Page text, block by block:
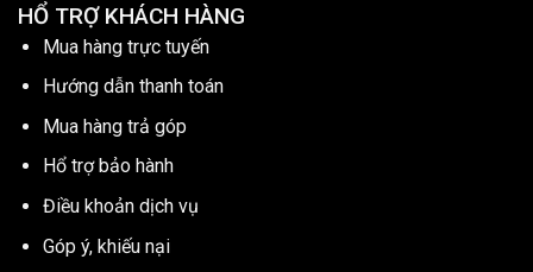
HỔ TRỢ KHÁCH HÀNG
Mua hàng trực tuyến
Hướng dẫn thanh toán
Mua hàng trả góp
Hổ trợ bảo hành
Điều khoản dịch vụ
Góp ý, khiếu nại